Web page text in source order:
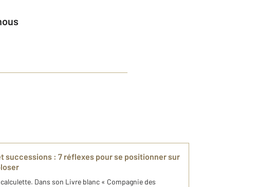
successions : 7 réflexes pour se positionner sur
Dans son Livre blanc « Compagnie des